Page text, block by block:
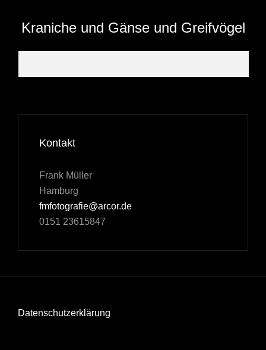
Kraniche und Gänse und Greifvögel
Kontakt
Frank Müller
Hamburg
fmfotografie@arcor.de
0151 23615847
Datenschutzerklärung